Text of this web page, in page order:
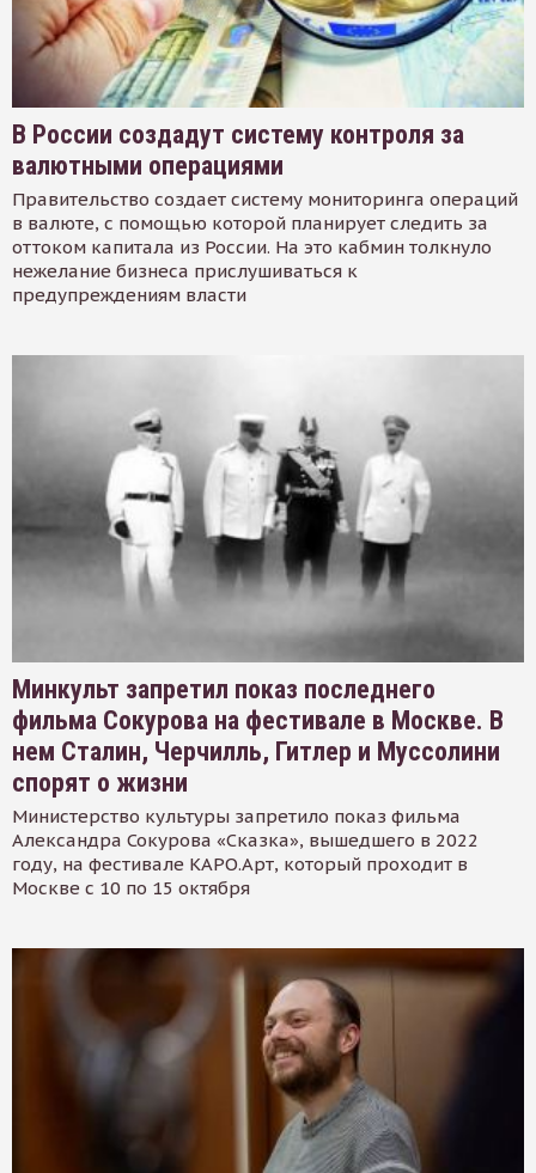
В России создадут систему контроля за
валютными операциями
Правительство создает систему мониторинга операций
в валюте, с помощью которой планирует следить за
оттоком капитала из России. На это кабмин толкнуло
нежелание бизнеса прислушиваться к
предупреждениям власти
Минкульт запретил показ последнего
фильма Сокурова на фестивале в Москве. В
нем Сталин, Черчилль, Гитлер и Муссолини
спорят о жизни
Министерство культуры запретило показ фильма
Александра Сокурова «Сказка», вышедшего в 2022
году, на фестивале КАРО.Арт, который проходит в
Москве с 10 по 15 октября